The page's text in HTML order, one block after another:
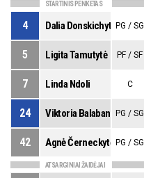
STARTINIS PENKETAS
4 Dalia DonskichytėPG / SG
5 Ligita Tamutytė PF / SF
7 Linda Ndoli C
24 Viktoria Balaban PG / SG
42 Agnė Černeckytė PG / SG
ATSARGINIAI ŽAIDĖJAI